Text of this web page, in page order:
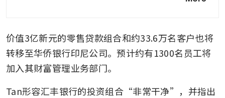
cut support positive earnings
Singapore banks rival
JPMorgan, Goldman Sachs in
long-term shareholder
价值3亿新元的零售贷款组合和约33.6万名客户也将
转移至华侨银行印尼公司。预计约有1300名员工将
加入其财富管理业务部门。
Tan形容汇丰银行的投资组合“非常干净”，并指出